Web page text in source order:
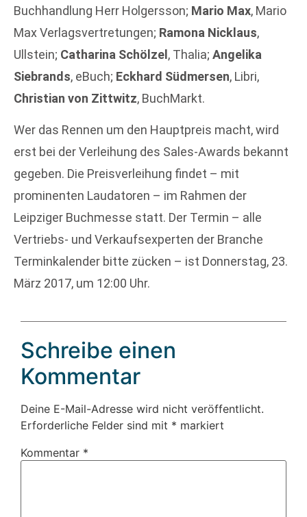
Buchhandlung Herr Holgersson; Mario Max, Mario
Max Verlagsvertretungen; Ramona Nicklaus,
Ullstein; Catharina Schölzel, Thalia; Angelika
Siebrands, eBuch; Eckhard Südmersen, Libri,
Christian von Zittwitz, BuchMarkt.
Wer das Rennen um den Hauptpreis macht, wird
erst bei der Verleihung des Sales-Awards bekannt
gegeben. Die Preisverleihung findet – mit
prominenten Laudatoren – im Rahmen der
Leipziger Buchmesse statt. Der Termin – alle
Vertriebs- und Verkaufsexperten der Branche
Terminkalender bitte zücken – ist Donnerstag, 23.
März 2017, um 12:00 Uhr.
Schreibe einen
Kommentar
Deine E-Mail-Adresse wird nicht veröffentlicht.
Erforderliche Felder sind mit * markiert
Kommentar *